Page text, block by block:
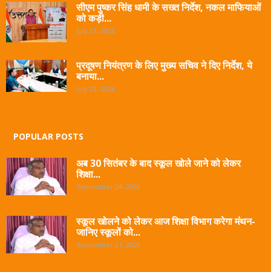
सीएम पुष्कर सिंह धामी के सख्त निर्देश, नकल माफियाओं
को कड़ी...
July 23, 2026
प्रदूषण नियंत्रण के लिए मुख्य सचिव ने दिए निर्देश, ये
बनाया...
July 22, 2026
POPULAR POSTS
अब 30 सितंबर के बाद स्कूल खोले जाने को लेकर
शिक्षा...
September 24, 2020
स्कूल खोलने को लेकर आज शिक्षा विभाग करेगा मंथन-
जानिए स्कूलों को...
September 21, 2020